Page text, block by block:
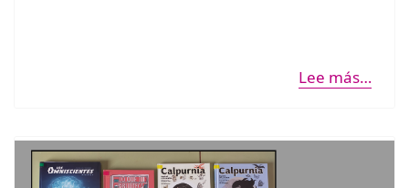
Lee más…